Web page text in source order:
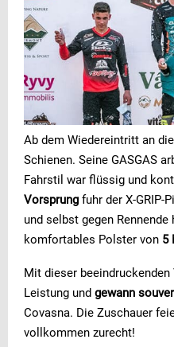
Ab dem Wiedereintritt an
Schienen. Seine GASGAS
Fahrstil war flüssig und
Vorsprung fuhr der X-
und selbst gegen
komfortables Polster von 5
Mit dieser
Leistung und gewann
Covasna. Die Zuschauer
vollkommen zurecht!